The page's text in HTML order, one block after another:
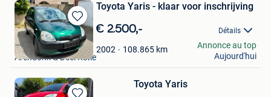
Sauvegarder
dans
Mes
Favoris
Toyota Yaris - klaar voor inschrijving
€ 2.500,- Détails
2002 108.865 km
Dennis_Stessens
Arendonk & Deel Retie
Annonce au top
Aujourd'hui
Toyota Yaris